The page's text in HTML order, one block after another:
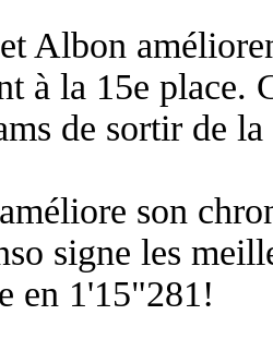
Albon
à la 15e
de sortir de la
son
signe les
en 1'15"281!